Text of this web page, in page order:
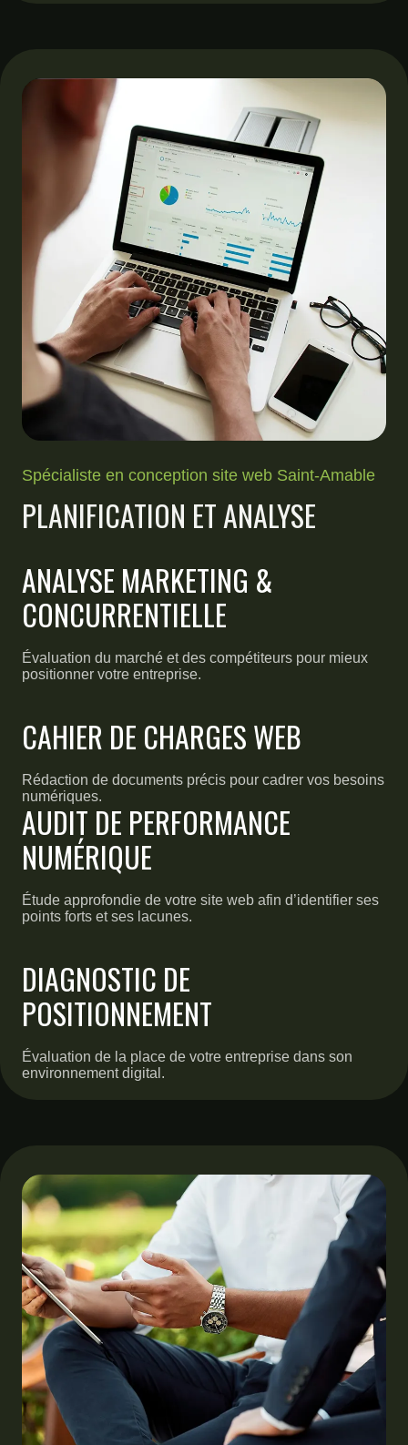
Spécialiste en conception site web Saint-Amable
PLANIFICATION ET ANALYSE
ANALYSE MARKETING &
CONCURRENTIELLE
Évaluation du marché et des compétiteurs pour mieux
positionner votre entreprise.
CAHIER DE CHARGES WEB
Rédaction de documents précis pour cadrer vos besoins
numériques.
AUDIT DE PERFORMANCE
NUMÉRIQUE
Étude approfondie de votre site web afin d’identifier ses
points forts et ses lacunes.
DIAGNOSTIC DE
POSITIONNEMENT
Évaluation de la place de votre entreprise dans son
environnement digital.